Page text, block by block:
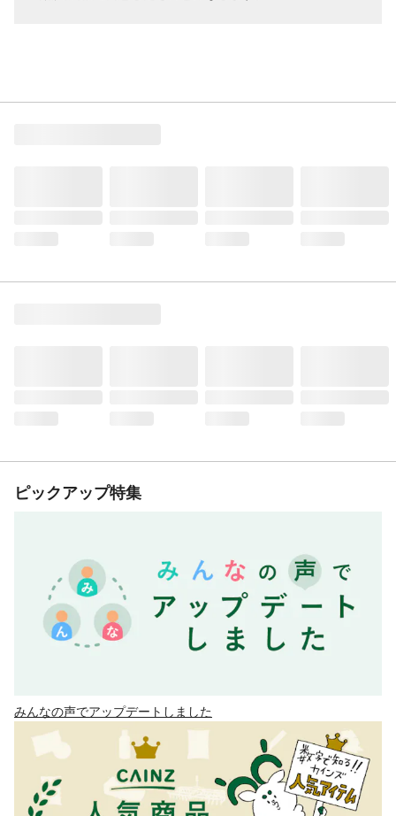
ピックアップ特集
みんなの声でアップデートしました